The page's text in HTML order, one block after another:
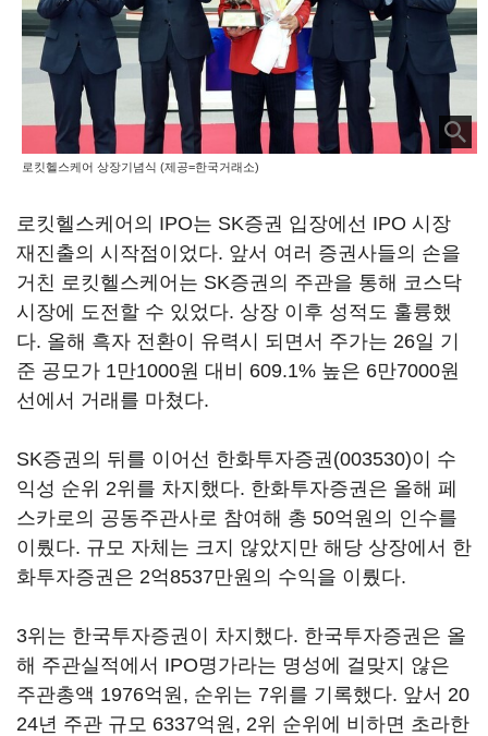
로킷헬스케어 상장기념식 (제공=한국거래소)
로킷헬스케어의 IPO는 SK증권 입장에선 IPO 시장
재진출의 시작점이었다. 앞서 여러 증권사들의 손을
거친 로킷헬스케어는 SK증권의 주관을 통해 코스닥
시장에 도전할 수 있었다. 상장 이후 성적도 훌륭했
다. 올해 흑자 전환이 유력시 되면서 주가는 26일 기
준 공모가 1만1000원 대비 609.1% 높은 6만7000원
선에서 거래를 마쳤다.
SK증권의 뒤를 이어선 한화투자증권(003530)이 수
익성 순위 2위를 차지했다. 한화투자증권은 올해 페
스카로의 공동주관사로 참여해 총 50억원의 인수를
이뤘다. 규모 자체는 크지 않았지만 해당 상장에서 한
화투자증권은 2억8537만원의 수익을 이뤘다.
3위는 한국투자증권이 차지했다. 한국투자증권은 올
해 주관실적에서 IPO명가라는 명성에 걸맞지 않은
주관총액 1976억원, 순위는 7위를 기록했다. 앞서 20
24년 주관 규모 6337억원, 2위 순위에 비하면 초라한